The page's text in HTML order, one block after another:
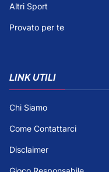
Altri Sport
Provato per te
LINK UTILI
Chi Siamo
Come Contattarci
Disclaimer